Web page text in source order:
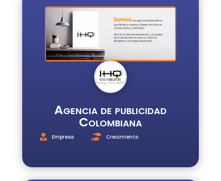
Agencia de publicidad
Colombiana
Empresa Crecimiento